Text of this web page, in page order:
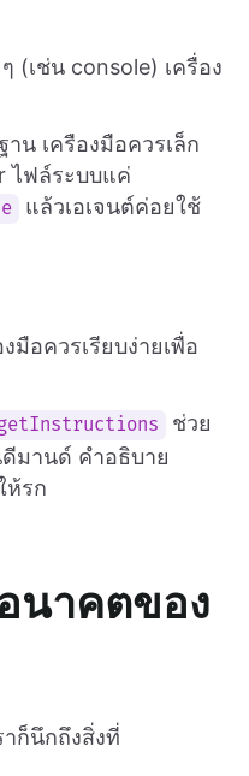
(เช่น console) เครื่อง
น เครืองมือควรเล็ก
ไฟล์ระบบแค่
แล้วเอเจนต์ค่อยใช้
มือควรเรียบง่ายเพื่อ
ช่วย
มานด์ คำอธิบาย
ห้รก
นาคตของ
าก็นึกถึงสิ่งที่